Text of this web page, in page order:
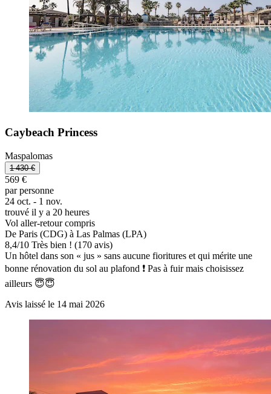
Caybeach Princess
Maspalomas
1 430 €
569 €
par personne
24 oct. - 1 nov.
trouvé il y a 20 heures
Vol aller-retour compris
De Paris (CDG) à Las Palmas (LPA)
8,4/10 Très bien ! (170 avis)
Un hôtel dans son « jus » sans aucune fioritures et qui mérite une
bonne rénovation du sol au plafond ❗️ Pas à fuir mais choisissez
ailleurs 😇😇
Avis laissé le 14 mai 2026